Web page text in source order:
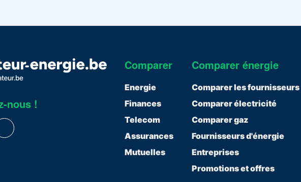
nous !
Comparer
Energie
Finances
Telecom
Assurances
Mutuelles
Comparer énergie
Comparer les
Comparer électricité
Comparer gaz
Fournisseurs d'énergie
Entreprises
Promotions et offres